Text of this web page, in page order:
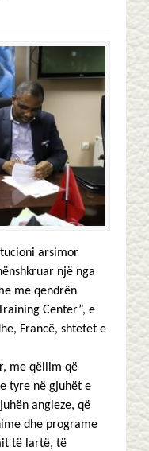
arsimor
një nga
me qendrën
Center”, e
Francë, shtetet e
me qëllim që
tyre në gjuhët e
angleze, që
dhe programe
të lartë, të